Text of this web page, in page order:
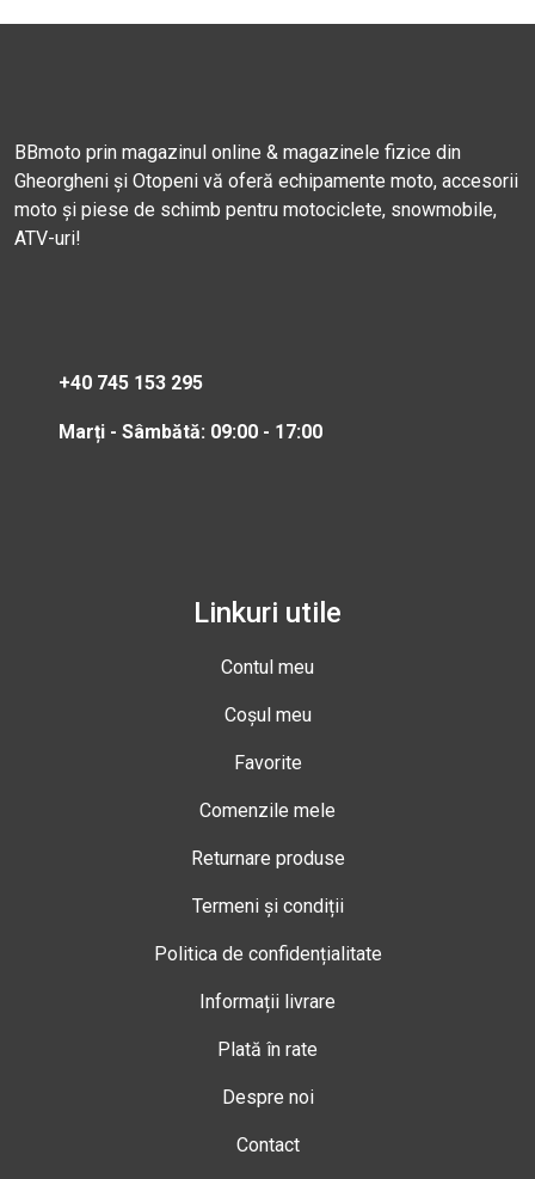
BBmoto prin magazinul online & magazinele fizice din
Gheorgheni și Otopeni vă oferă echipamente moto, accesorii
moto și piese de schimb pentru motociclete, snowmobile,
ATV-uri!
+40 745 153 295
Marți - Sâmbătă: 09:00 - 17:00
Linkuri utile
Contul meu
Coșul meu
Favorite
Comenzile mele
Returnare produse
Termeni și condiții
Politica de confidențialitate
Informații livrare
Plată în rate
Despre noi
Contact